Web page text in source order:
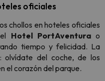
oficiales
chollos en hoteles oficiales
Hotel PortAventurao
tiempo y felicidad. La
olvídate del coche, de los
el corazón del parque.